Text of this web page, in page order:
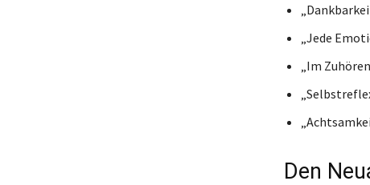
„Jede
„Im
Den